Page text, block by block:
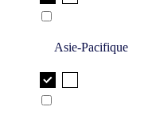
Asie-Pacifique